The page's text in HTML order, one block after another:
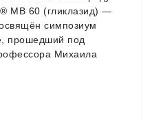
МВ 60 (гликлазид) —
симпозиум
прошедший под
Михаила